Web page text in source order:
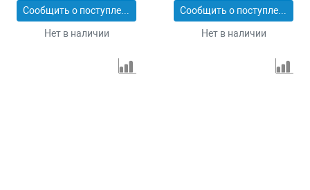
Сообщить о поступлении
Нет в наличии
Сообщить о поступлении
Нет в наличии